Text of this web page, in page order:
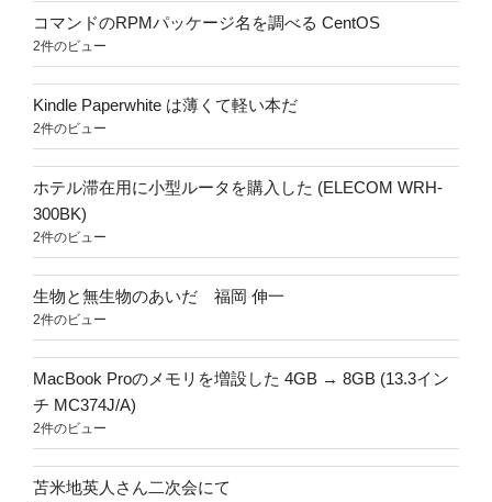
コマンドのRPMパッケージ名を調べる CentOS
2件のビュー
Kindle Paperwhite は薄くて軽い本だ
2件のビュー
ホテル滞在用に小型ルータを購入した (ELECOM WRH-
300BK)
2件のビュー
生物と無生物のあいだ 福岡 伸一
2件のビュー
MacBook Proのメモリを増設した 4GB → 8GB (13.3イン
チ MC374J/A)
2件のビュー
苫米地英人さん二次会にて